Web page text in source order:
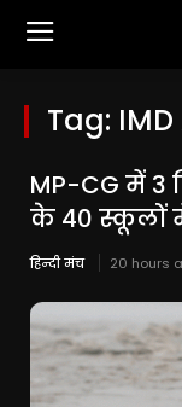
Tag:
MP-CG में 3
के 40 स्कूलों
हिन्दी मंच 20 hours